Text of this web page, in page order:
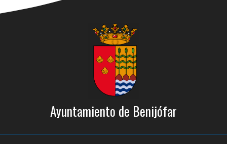
Ayuntamiento de Benijófar